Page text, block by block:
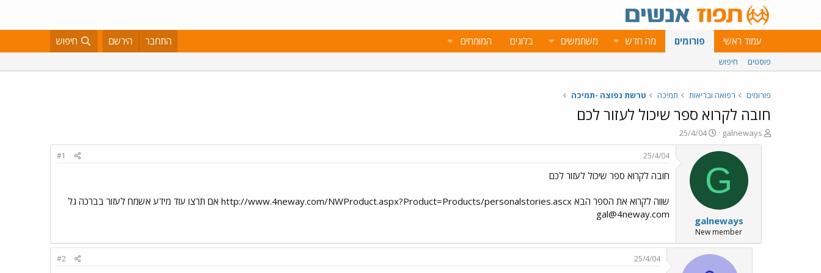
עמוד ראשי פורומים מה חדש משתמשים בלוגים המומחים התחבר הירשם חיפוש
פוסטים חיפוש
פורומים רפואה ובריאות תמיכה טרשת נפוצה -תמיכה
חובה לקרוא ספר שיכול לעזור לכם
פ
ו
galneways
פ
ו
ר
ם
ב
א
ר
י
ך
25/4/04
G
galneways
New member
25/4/04
#1
חובה לקרוא ספר שיכול לעזור לכם
שווה לקרוא את הספר הבא http://www.4neway.com/NWProduct.aspx?Product=Products/personalstories.ascx אם תרצו עוד מידע אשמח לעזור בברכה גל
gal@4neway.com
25/4/04
#2